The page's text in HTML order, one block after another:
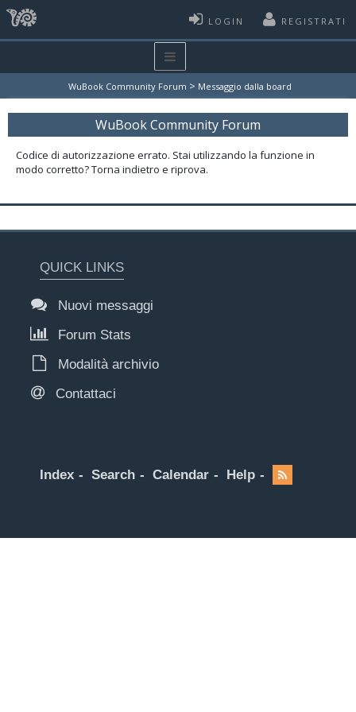
LOGIN REGISTRATI
WuBook Community Forum > Messaggio dalla board
WuBook Community Forum
Codice di autorizzazione errato. Stai utilizzando la funzione in
modo corretto? Torna indietro e riprova.
QUICK LINKS
Nuovi messaggi
Forum Stats
Modalità archivio
Contattaci
Index Search Calendar Help